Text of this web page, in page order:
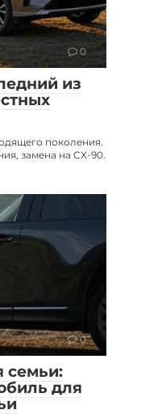
0
из
поколения.
замена на CX-90.
0
семьи:
для